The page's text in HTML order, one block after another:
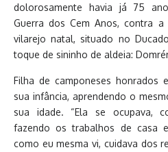
dolorosamente havia já 75
Guerra dos Cem Anos, contra
vilarejo natal, situado no
toque de sininho de aldeia:
Filha de camponeses honrados
sua infância, aprendendo o
sua idade. “Ela se ocupava,
fazendo os trabalhos de casa
como eu mesma vi, cuidava dos